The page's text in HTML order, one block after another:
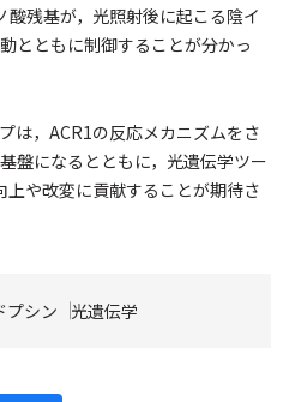
残基が，光照射後に起こる陰イ
とともに制御することが分かっ
は，ACR1の反応メカニズムをさ
盤になるとともに，光遺伝学ツー
上や改変に貢献することが期待さ
プシン 光遺伝学